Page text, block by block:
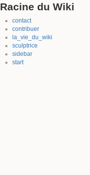
Racine du Wiki
contact
contribuer
la_vie_du_wiki
sculptrice
sidebar
start